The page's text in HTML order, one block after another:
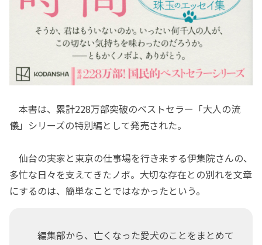
本書は、累計228万部突破のベストセラー「大人の流
儀」シリーズの特別編として発売された。
仙台の実家と東京の仕事場を行き来する伊集院さんの、
多忙な日々を支えてきたノボ。大切な存在との別れを文章
にするのは、簡単なことではなかったという。
編集部から、亡くなった愛犬のことをまとめて